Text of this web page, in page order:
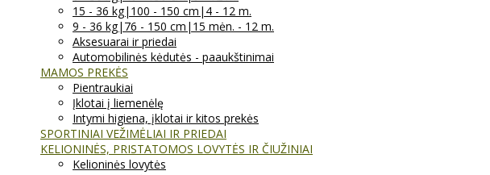
15 - 36 kg|100 - 150 cm|4 - 12 m.
9 - 36 kg|76 - 150 cm|15 mėn. - 12 m.
Aksesuarai ir priedai
Automobilinės kėdutės - paaukštinimai
MAMOS PREKĖS
Pientraukiai
Įklotai į liemenėlę
Intymi higiena, įklotai ir kitos prekės
SPORTINIAI VEŽIMĖLIAI IR PRIEDAI
KELIONINĖS, PRISTATOMOS LOVYTĖS IR ČIUŽINIAI
Kelioninės lovytės